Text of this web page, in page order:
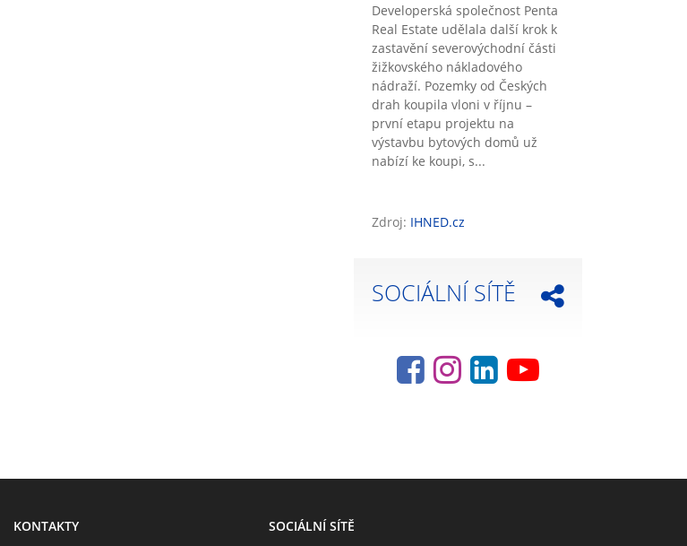
Developerská společnost Penta
Real Estate udělala další krok k
zastavění severovýchodní části
žižkovského nákladového
nádraží. Pozemky od Českých
drah koupila vloni v říjnu –
první etapu projektu na
výstavbu bytových domů už
nabízí ke koupi, s...
Zdroj: IHNED.cz
SOCIÁLNÍ SÍTĚ
KONTAKTY SOCIÁLNÍ SÍTĚ